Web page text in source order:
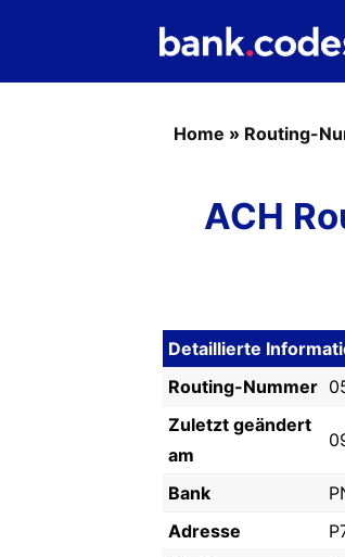
Home » Routing-
ACH
Detaillierte
Routing-Nummer
Zuletzt geändert
am
Bank
Adresse